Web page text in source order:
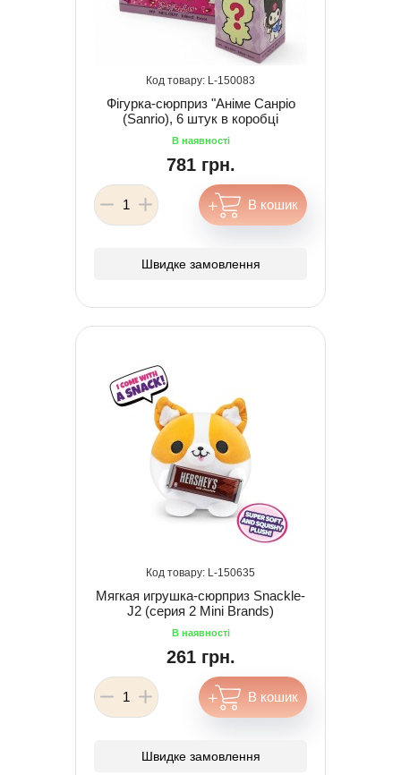
150083
Фігурка-сюрприз "Аніме Санріо
(Sanrio), 6 штук в коробці
781 грн.
Швидке замовлення
150635
Мягкая игрушка-сюрприз Snackle-
J2 (серия 2 Mini Brands)
261 грн.
Швидке замовлення